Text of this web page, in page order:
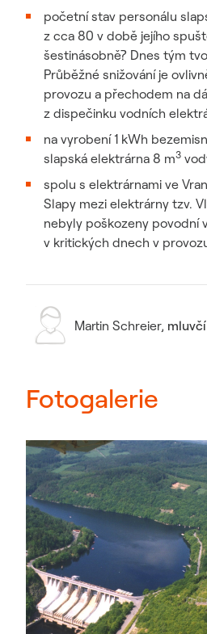
početní stav personálu
z cca 80 v době jejího
šestinásobně? Dnes tým
Průběžné snižování je
provozu a přechodem na
z dispečinku vodních
na vyrobení 1 kWh
slapská elektrárna 8 m3
spolu s elektrárnami ve
Slapy mezi elektrárny tzv.
nebyly poškozeny povodní
v kritických dnech v
Martin Schreier,
Fotogalerie